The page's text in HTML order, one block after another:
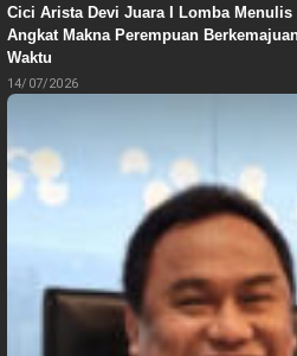
Cici Arista Devi Juara I Lomba
Angkat Makna Perempuan
Waktu
14/07/2026